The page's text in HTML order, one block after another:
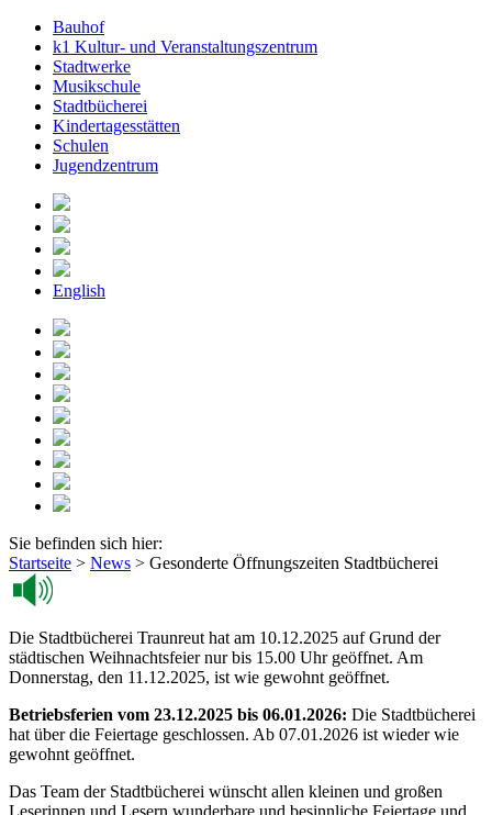
Bauhof
k1 Kultur- und Veranstaltungszentrum
Stadtwerke
Musikschule
Stadtbücherei
Kindertagesstätten
Schulen
Jugendzentrum
English
Sie befinden sich hier:
Startseite > News > Gesonderte Öffnungszeiten Stadtbücherei
Die Stadtbücherei Traunreut hat am 10.12.2025 auf Grund der
städtischen Weihnachtsfeier nur bis 15.00 Uhr geöffnet. Am
Donnerstag, den 11.12.2025, ist wie gewohnt geöffnet.
Betriebsferien vom 23.12.2025 bis 06.01.2026: Die Stadtbücherei
hat über die Feiertage geschlossen. Ab 07.01.2026 ist wieder wie
gewohnt geöffnet.
Das Team der Stadtbücherei wünscht allen kleinen und großen
Leserinnen und Lesern wunderbare und besinnliche Feiertage und